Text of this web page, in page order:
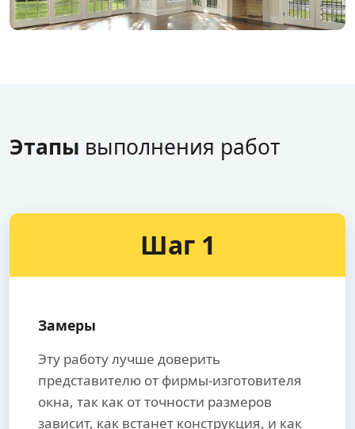
Этапы выполнения работ
Шаг 1
Замеры
Эту работу лучше доверить
представителю от фирмы-изготовителя
окна, так как от точности размеров
зависит, как встанет конструкция, и как